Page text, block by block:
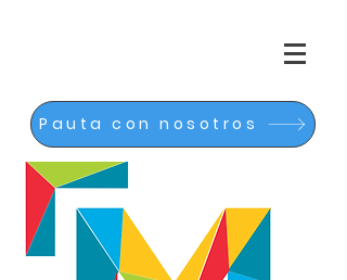
Pauta con nosotros